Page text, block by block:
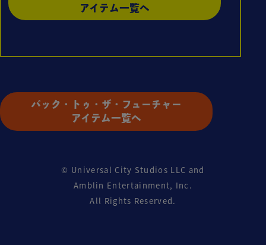
アイテム一覧へ
バック・トゥ・ザ・フューチャー
アイテム一覧へ
© Universal City Studios LLC and
Amblin Entertainment, Inc.
All Rights Reserved.